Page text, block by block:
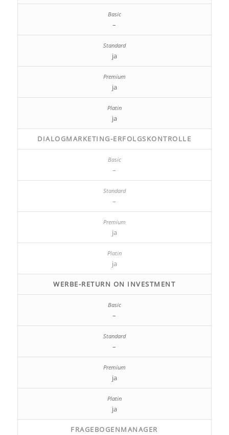
–
ja
ja
ja
DIALOGMARKETING-ERFOLGSKONTROLLE
–
–
ja
ja
WERBE-RETURN ON INVESTMENT
–
–
ja
ja
FRAGEBOGENMANAGER